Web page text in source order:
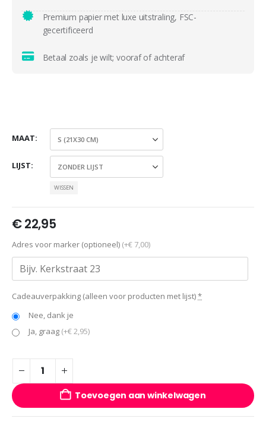
Premium papier met luxe uitstraling, FSC-
gecertificeerd
Betaal zoals je wilt; vooraf of achteraf
MAAT
LIJST
WISSEN
€22,95
Adres voor marker (optioneel) (+€ 7,00)
Cadeauverpakking (alleen voor producten met lijst)*
Nee, dank je
Ja, graag (+€ 2,95)
Toevoegen aan winkelwagen